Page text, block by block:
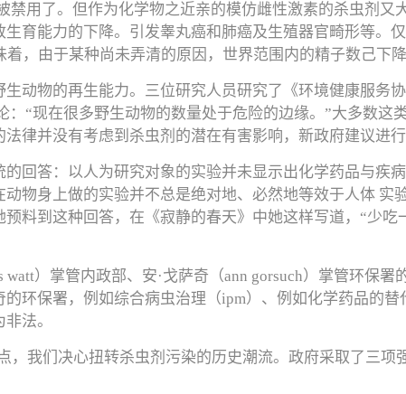
禁用了。但作为化学物之近亲的模仿雌性激素的杀虫剂
育能力的下降。引发睾丸癌和肺癌及生殖器官畸形等。
，由于某种尚未弄清的原因，世界范围内的精子数己下降
动物的再生能力。三位研究人员研究了《环境健康服务
：“现在很多野生动物的数量处于危险的边缘。”大多数
律并没有考虑到杀虫剂的潜在有害影响，新政府建议进行
回答：以人为研究对象的实验并未显示出化学药品与疾
物身上做的实验并不总是绝对地、必然地等效于人体 实
料到这种回答，在《寂静的春天》中她这样写道，“少
watt）掌管内政部、安·戈萨奇（ann gorsuch）掌管环保
环保署，例如综合病虫治理（ipm）、例如化学药品的
法。
，我们决心扭转杀虫剂污染的历史潮流。政府采取了三